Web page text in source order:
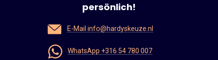
persönlich!
E-Mail info@hardyskeuze.nl
WhatsApp +316 54 780 007